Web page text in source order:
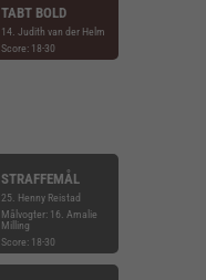
TABT BOLD
14. Judith van der Helm
Score: 18-30
STRAFFEMÅL
25. Henny Reistad
Målvogter: 16. Amalie
Milling
Score: 18-30